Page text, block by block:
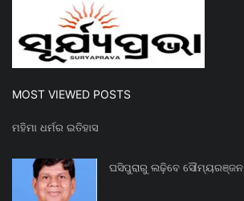
MOST VIEWED POSTS
ମହିମା ଧର୍ମର ଇତିହାସ
ଘସିପୁରାରୁ ଲଢ଼ିବେ ସୌମ୍ୟରଞ୍ଜନ